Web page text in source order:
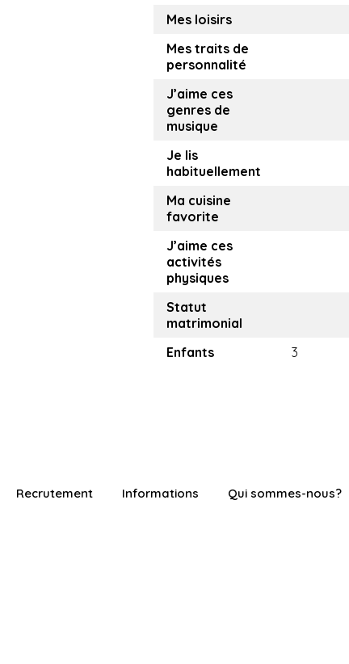
Mes loisirs
Mes traits de
personnalité
J’aime ces
genres de
musique
Je lis
habituellement
Ma cuisine
favorite
J’aime ces
activités
physiques
Statut
matrimonial
Enfants
3
Recrutement Informations Qui sommes-nous?